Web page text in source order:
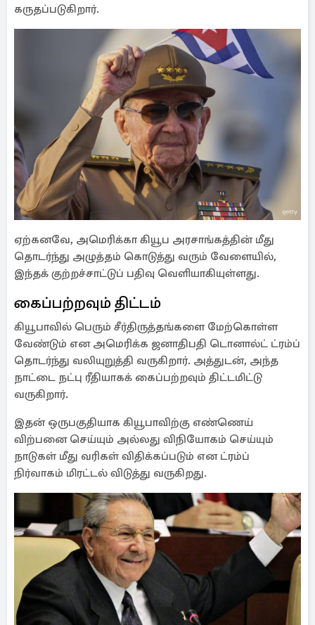
கருதப்படுகிறார்.
ஏற்கனவே, அமெரிக்கா கியூப அரசாங்கத்தின் மீது
தொடர்ந்து அழுத்தம் கொடுத்து வரும் வேளையில்,
இந்தக் குற்றச்சாட்டுப் பதிவு வெளியாகியுள்ளது.
கைப்பற்றவும் திட்டம்
கியூபாவில் பெரும் சீர்திருத்தங்களை மேற்கொள்ள
வேண்டும் என அமெரிக்க ஜனாதிபதி டொனால்ட் ட்ரம்ப்
தொடர்ந்து வலியுறுத்தி வருகிறார். அத்துடன், அந்த
நாட்டை நட்பு ரீதியாகக் கைப்பற்றவும் திட்டமிட்டு
வருகிறார்.
இதன் ஒருபகுதியாக கியூபாவிற்கு எண்ணெய்
விற்பனை செய்யும் அல்லது விநியோகம் செய்யும்
நாடுகள் மீது வரிகள் விதிக்கப்படும் என ட்ரம்ப்
நிர்வாகம் மிரட்டல் விடுத்து வருகிறது.